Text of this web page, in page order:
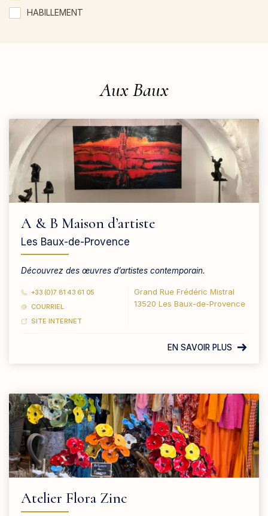
HABILLEMENT
Aux Baux
A & B Maison d’artiste
Les Baux-de-Provence
Découvrez des œuvres d’artistes contemporain.
+33 (0)7 81 43 61 05
COURRIEL
SITE INTERNET
Grand Rue Frédéric Mistral
13520 Les Baux-de-Provence
EN SAVOIR PLUS
Atelier Flora Zinc